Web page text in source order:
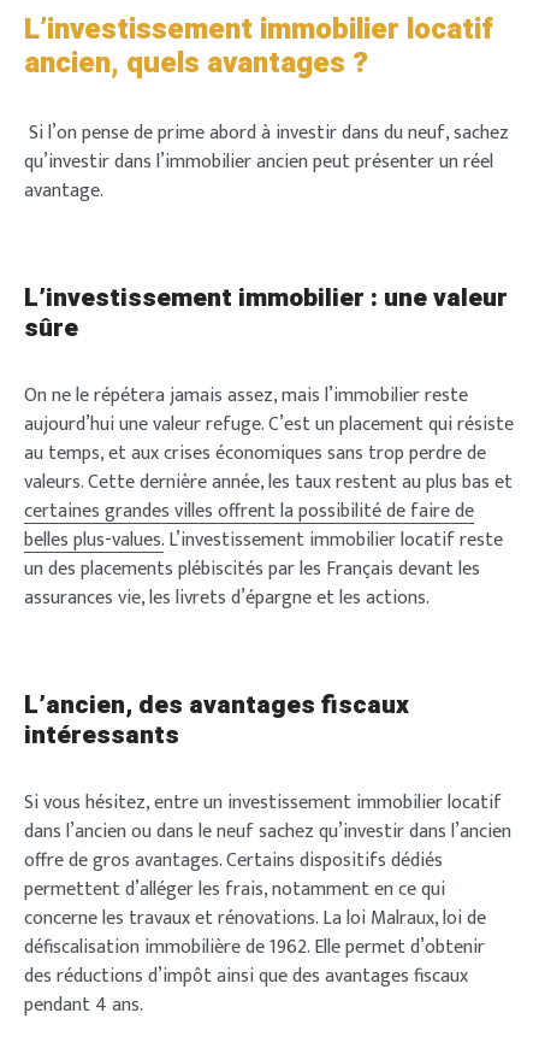
L’investissement immobilier locatif
ancien, quels avantages ?
Si l’on pense de prime abord à investir dans du neuf, sachez
qu’investir dans l’immobilier ancien peut présenter un réel
avantage.
L’investissement immobilier : une valeur
sûre
On ne le répétera jamais assez, mais l’immobilier reste
aujourd’hui une valeur refuge. C’est un placement qui résiste
au temps, et aux crises économiques sans trop perdre de
valeurs. Cette dernière année, les taux restent au plus bas et
certaines grandes villes offrent la possibilité de faire de
belles plus-values.L’investissement immobilier locatif reste
un des placements plébiscités par les Français devant les
assurances vie, les livrets d’épargne et les actions.
L’ancien, des avantages fiscaux
intéressants
Si vous hésitez, entre un investissement immobilier locatif
dans l’ancien ou dans le neuf sachez qu’investir dans l’ancien
offre de gros avantages. Certains dispositifs dédiés
permettent d’alléger les frais, notamment en ce qui
concerne les travaux et rénovations. La loi Malraux, loi de
défiscalisation immobilière de 1962. Elle permet d’obtenir
des réductions d’impôt ainsi que des avantages fiscaux
pendant 4 ans.